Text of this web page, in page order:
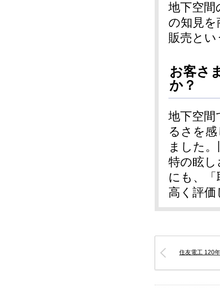
地下空間
の知見
販売と
お客さ
か？
地下空間
るさを
ました
特の眩
にも、
高く評
住友電工 120